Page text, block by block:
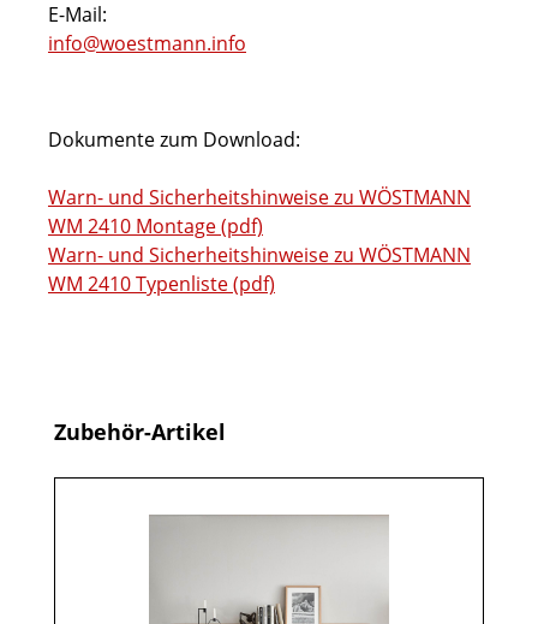
E-Mail:
info@woestmann.info
Dokumente zum Download:
Warn- und Sicherheitshinweise zu WÖSTMANN
WM 2410 Montage (pdf)
Warn- und Sicherheitshinweise zu WÖSTMANN
WM 2410 Typenliste (pdf)
Produktgalerie überspringen
Zubehör-Artikel